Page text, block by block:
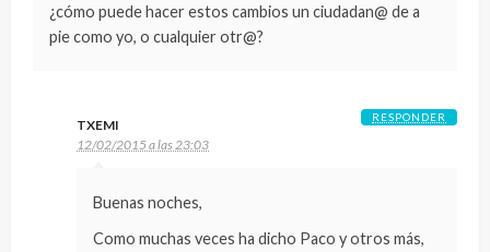
¿cómo puede hacer estos cambios un ciudadan@ de a
pie como yo, o cualquier otr@?
TXEMI
12/02/2015 a las 23:03
Buenas noches,
Como muchas veces ha dicho Paco y otros más,
RESPONDER